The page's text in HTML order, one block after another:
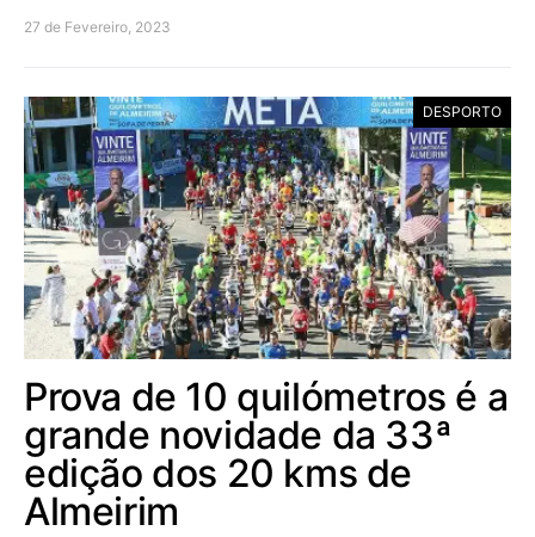
27 de Fevereiro, 2023
DESPORTO
Prova de 10 quilómetros é a
grande novidade da 33ª
edição dos 20 kms de
Almeirim